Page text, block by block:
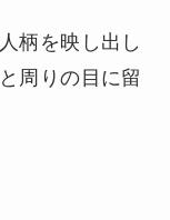
柄を映し出し
周りの目に留